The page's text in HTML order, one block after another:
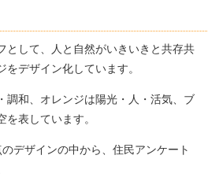
として、人と自然がいきいきと共存共
デザイン化しています。
調和、オレンジは陽光・人・活気、ブ
を表しています。
デザインの中から、住民アンケート